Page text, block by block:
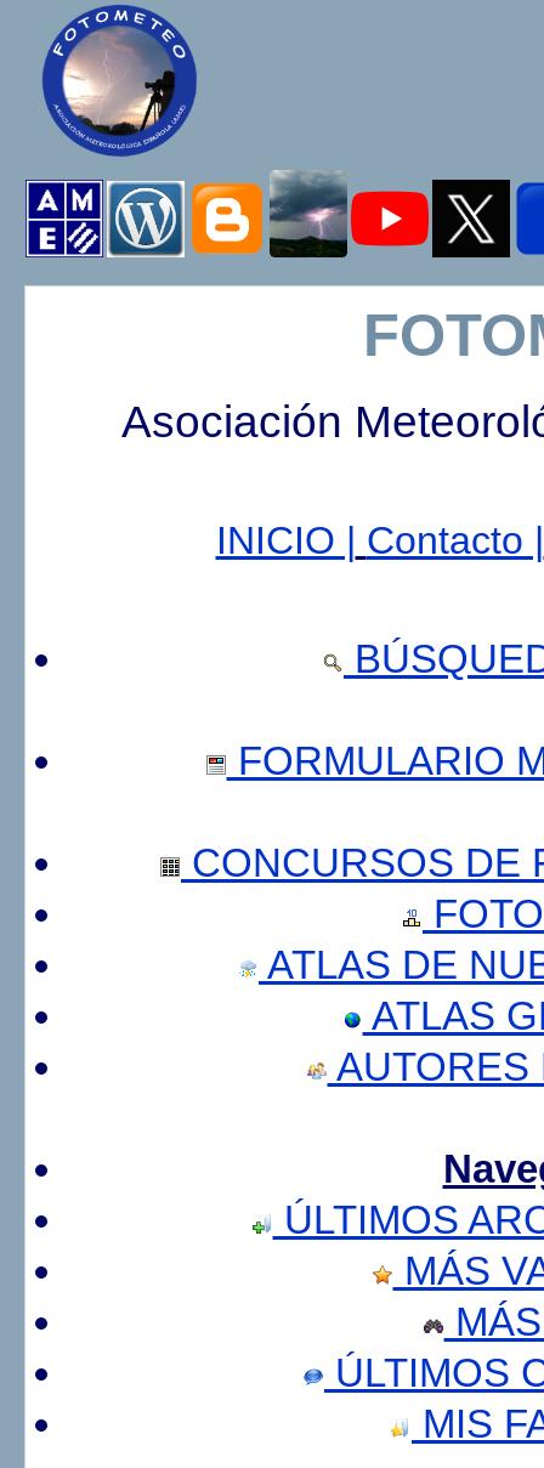
Asociación
INICIO | Contacto |
FORMULARIO
CONCURSOS DE
ATLAS DE
ATLAS
AUTORES
ÚLTIMOS
MÁS
ÚLTIMOS
MIS